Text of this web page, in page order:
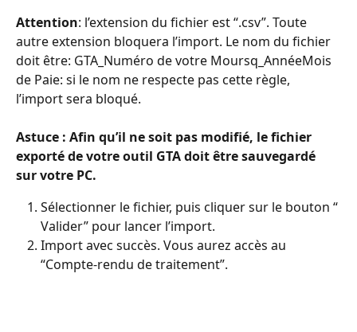
Attention: l’extension du fichier est “.csv”. Toute
autre extension bloquera l’import. Le nom du fichier
doit être: GTA_Numéro de votre Moursq_AnnéeMois
de Paie: si le nom ne respecte pas cette règle,
l’import sera bloqué.
Astuce : Afin qu’il ne soit pas modifié, le fichier
exporté de votre outil GTA doit être sauvegardé
sur votre PC.
Sélectionner le fichier, puis cliquer sur le bouton “
Valider” pour lancer l’import.
Import avec succès. Vous aurez accès au
“Compte-rendu de traitement”.